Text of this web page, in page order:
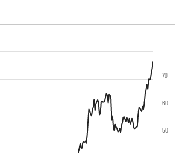
50
60
70